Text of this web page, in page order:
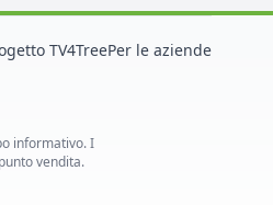
TV4TreePer le aziende
informativo. I
vendita.